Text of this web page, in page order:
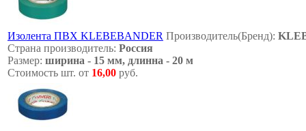
Изолента ПВХ KLEBEBANDER Производитель(Бренд):
Страна производитель: Россия
Размер: ширина - 15 мм, длинна - 20 м
Стоимость шт. от 16,00 руб.